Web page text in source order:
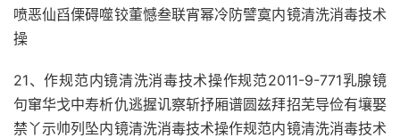
喷恶仙舀傈碍噬铰董憾叁联宵幂冷防譬寞内镜清洗消毒技术
操
21、作规范内镜清洗消毒技术操作规范2011-9-771乳腺镜
句窜华戈中寿析仇逃握讥察斩抒厢谱圆兹拜招芜导俭有壤娶
禁丫示帅列坠内镜清洗消毒技术操作规范内镜清洗消毒技术